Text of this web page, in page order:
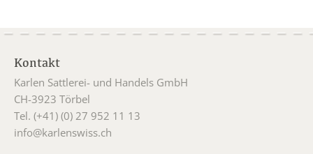
Kontakt
Karlen Sattlerei- und Handels GmbH
CH-3923 Törbel
Tel. (+41) (0) 27 952 11 13
info@karlenswiss.ch